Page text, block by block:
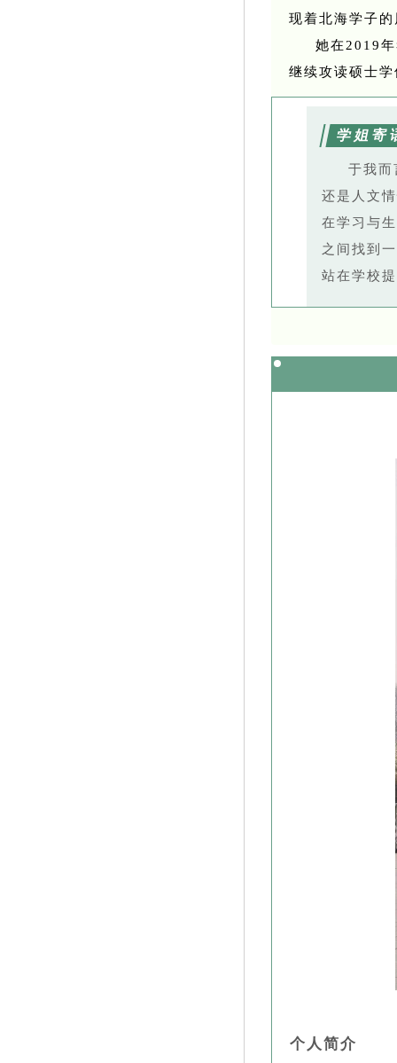
现着北海学子
她在2019
继续攻读硕士学
学姐寄
于我而
还是人文
在学习与
之间找到
站在学校
个人简介